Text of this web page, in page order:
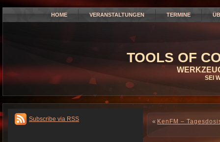
HOME VERANSTALTUNGEN TERMINE
TOOLS OF
SEI
Subscribe via RSS « KenFM –